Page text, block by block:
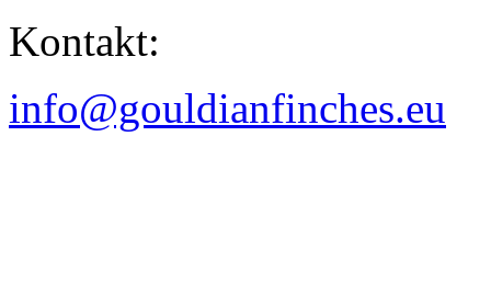
Kontakt:
info@gouldianfinches.eu